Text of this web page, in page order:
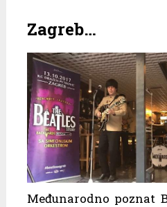
Zagreb…
Međunarodno poznat